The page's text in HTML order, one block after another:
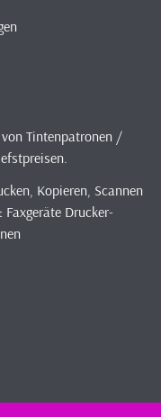
Tintenpatronen /
Kopieren, Scannen
Drucker-